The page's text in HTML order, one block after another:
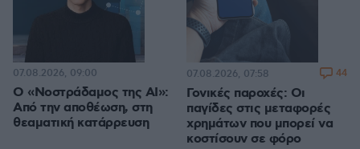
Ο «Νοστράδαμος της AI»:
Από την αποθέωση, στη
θεαματική κατάρρευση
07.08.2026, 09:00
Γονικές παροχές: Οι
παγίδες στις μεταφορές
χρημάτων που μπορεί να
κοστίσουν σε φόρο
07.08.2026, 07:58 44